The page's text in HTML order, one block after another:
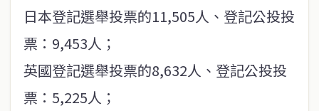
日本登記選舉投票的11,505人、登記公投投
票：9,453人；
英國登記選舉投票的8,632人、登記公投投
票：5,225人；